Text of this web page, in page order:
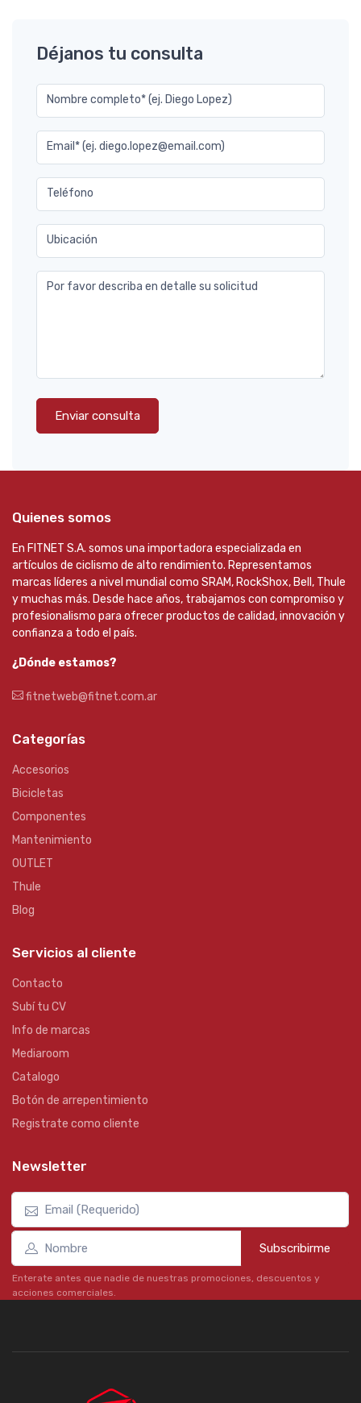
Déjanos tu consulta
Nombre completo* (ej. Diego Lopez)
Email* (ej. diego.lopez@email.com)
Teléfono
Ubicación
Por favor describa en detalle su solicitud
Enviar consulta
Quienes somos
En FITNET S.A. somos una importadora especializada en
artículos de ciclismo de alto rendimiento. Representamos
marcas líderes a nivel mundial como SRAM, RockShox, Bell, Thule
y muchas más. Desde hace años, trabajamos con compromiso y
profesionalismo para ofrecer productos de calidad, innovación y
confianza a todo el país.
¿Dónde estamos?
fitnetweb@fitnet.com.ar
Categorías
Accesorios
Bicicletas
Componentes
Mantenimiento
OUTLET
Thule
Blog
Servicios al cliente
Contacto
Subí tu CV
Info de marcas
Mediaroom
Catalogo
Botón de arrepentimiento
Registrate como cliente
Newsletter
Subscribirme
Enterate antes que nadie de nuestras promociones, descuentos y
acciones comerciales.